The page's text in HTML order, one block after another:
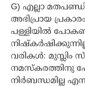
G) എല്ലാ
അഭിപ്രായ
പള്ളിയില്‍
വരികള്‍: മുസ്ലിം
നമസ്‌കരത്തിനു
നിർബന്ധമില്ല